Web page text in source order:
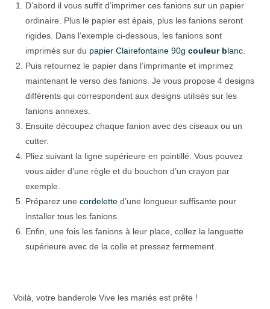
D’abord il vous suffit d’imprimer ces fanions sur un papier
ordinaire. Plus le papier est épais, plus les fanions seront
rigides. Dans l’exemple ci-dessous, les fanions sont
imprimés sur du papier Clairefontaine 90gcouleur blanc.
Puis retournez le papier dans l’imprimante et imprimez
maintenant le verso des fanions. Je vous propose 4 designs
différents qui correspondent aux designs utilisés sur les
fanions annexes.
Ensuite découpez chaque fanion avec des ciseaux ou un
cutter.
Pliez suivant la ligne supérieure en pointillé. Vous pouvez
vous aider d’une règle et du bouchon d’un crayon par
exemple.
Préparez unecordelette d’une longueur suffisante pour
installer tous les fanions.
Enfin, une fois les fanions à leur place, collez la languette
supérieure avec de la colle et pressez fermement.
Voilà, votre banderole Vive les mariés est prête !